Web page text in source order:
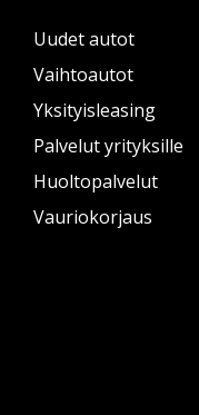
Uudet autot
Vaihtoautot
Yksityisleasing
Palvelut yrityksille
Huoltopalvelut
Vauriokorjaus